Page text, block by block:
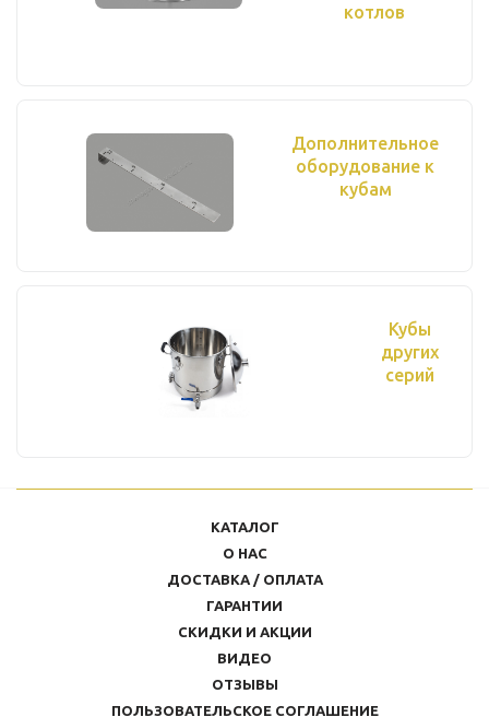
котлов
Дополнительное
оборудование к
кубам
Кубы
других
серий
КАТАЛОГ
О НАС
ДОСТАВКА / ОПЛАТА
ГАРАНТИИ
СКИДКИ И АКЦИИ
ВИДЕО
ОТЗЫВЫ
ПОЛЬЗОВАТЕЛЬСКОЕ СОГЛАШЕНИЕ